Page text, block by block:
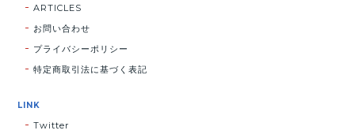
ARTICLES
お問い合わせ
プライバシーポリシー
特定商取引法に基づく表記
LINK
Twitter